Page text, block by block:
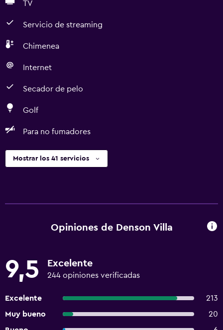
TV
Servicio de streaming
Chimenea
Internet
Secador de pelo
Golf
Para no fumadores
Mostrar los 41 servicios
Opiniones de Denson Villa
9,5 Excelente
244 opiniones verificadas
Excelente
213
Muy bueno
20